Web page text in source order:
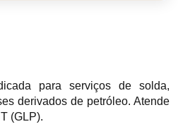
para serviços de solda,
derivados de petróleo. Atende
(GLP).